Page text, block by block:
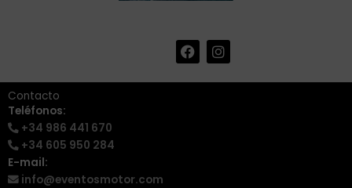
F
a
e
I
n
t
Contacto
Teléfonos:
+34 986 441 670
+34 605 950 284
E-mail:
info@eventosmotor.com